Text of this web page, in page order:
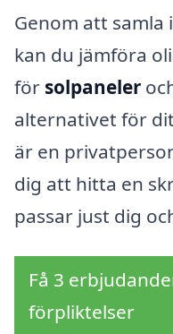
Genom att
kan du jämföra
för solpaneler
alternativet för
är en
dig att hitta en
passar just dig
Få 3
förpliktelser